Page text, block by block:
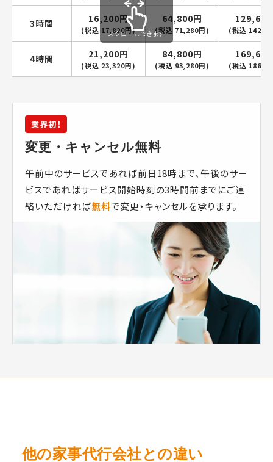
3時間 16,200円
(税込 17,820円)
64,800円
(税込 71,280円) (税込
4時間 21,200円
(税込 23,320円)
84,800円
(税込 93,280円) (税込
スクロールできます
業界初！
変更・キャンセル無料
午前中のサービスであれば前日18時まで、午後のサー
ビスであればサービス開始時刻の3時間前までにご連
絡いただければ無料で変更・キャンセルを承ります。
他の家事代行会社との違い